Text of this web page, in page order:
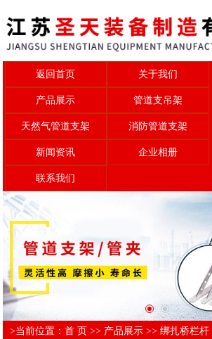
返回首页 关于我们
产品展示 管道支吊架
天然气管道支架 消防管道支架
新闻资讯 企业相册
联系我们
>当前位置：首 页 >> 产品展示 >>绑扎桥栏杆